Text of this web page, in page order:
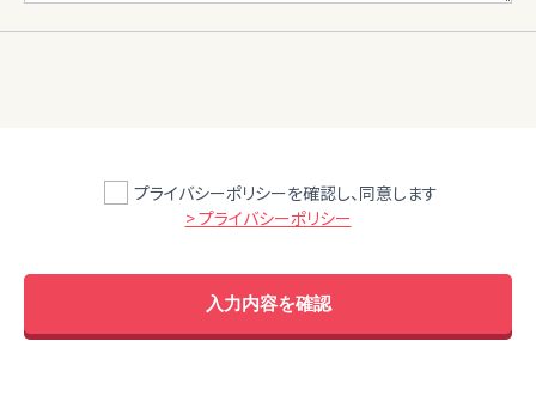
プライバシーポリシーを確認し、同意します
> プライバシーポリシー
入力内容を確認